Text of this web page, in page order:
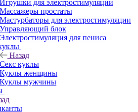
Игрушки для электростимуляции
Массажеры простаты
Мастурбаторы для электростимуляции
Управляющий блок
Электростимуляция для пениса
Назад
Секс куклы
Куклы женщины
Куклы мужчины